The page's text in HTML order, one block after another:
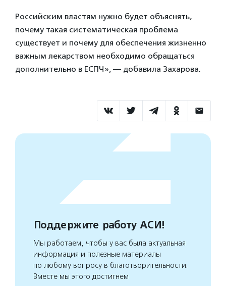
Российским властям нужно будет объяснять,
почему такая систематическая проблема
существует и почему для обеспечения жизненно
важным лекарством необходимо обращаться
дополнительно в ЕСПЧ», — добавила Захарова.
Поддержите работу АСИ!
Мы работаем, чтобы у вас была актуальная
информация и полезные материалы
по любому вопросу в благотворительности.
Вместе мы этого достигнем